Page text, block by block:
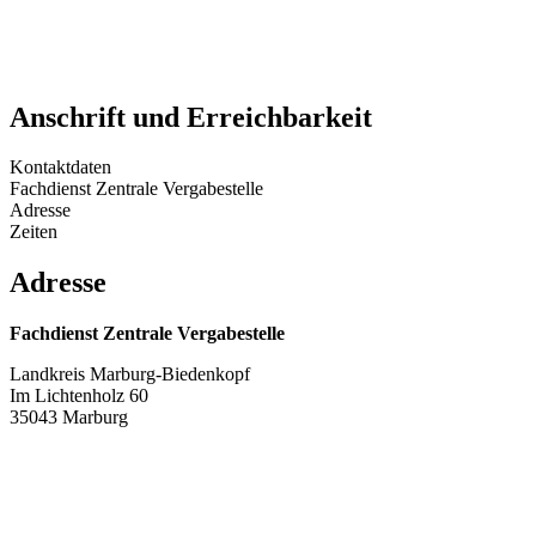
Anschrift und Erreichbarkeit
Kontaktdaten
Fachdienst Zentrale Vergabestelle
Adresse
Zeiten
Adresse
Fachdienst Zentrale Vergabestelle
Landkreis Marburg-Biedenkopf
Im Lichtenholz 60
35043 Marburg